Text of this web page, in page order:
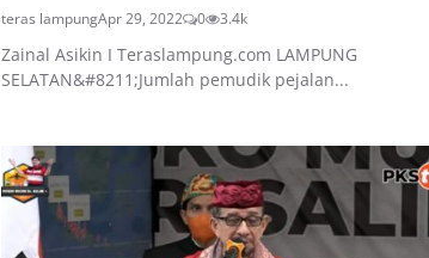
teras lampungApr 29, 2022 0 3.4k
Zainal Asikin I Teraslampung.com LAMPUNG
SELATAN&#8211;Jumlah pemudik pejalan...